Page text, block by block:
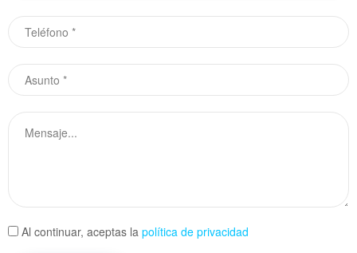
Al continuar, aceptas la política de privacidad